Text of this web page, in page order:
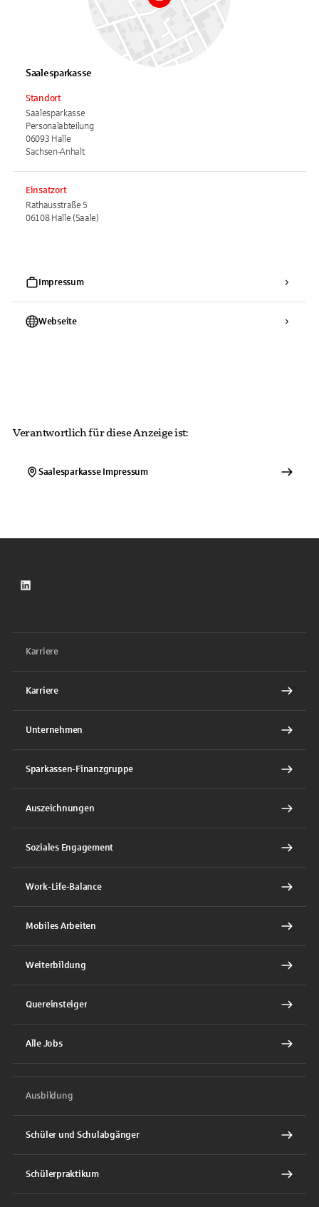
Saalesparkasse
Standort
Saalesparkasse
Personalabteilung
06093 Halle
Sachsen-Anhalt
Einsatzort
Rathausstraße 5
06108 Halle (Saale)
Impressum
Webseite
Verantwortlich für diese Anzeige ist:
SaalesparkasseImpressum
LinkedIn
Karriere
Karriere
Unternehmen
Sparkassen-Finanzgruppe
Auszeichnungen
Soziales Engagement
Work-Life-Balance
Mobiles Arbeiten
Weiterbildung
Quereinsteiger
Alle Jobs
Ausbildung
Schüler und Schulabgänger
Schülerpraktikum